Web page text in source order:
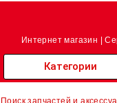
Перейти
Интернет магазин |
Категории
Поиск запчастей и